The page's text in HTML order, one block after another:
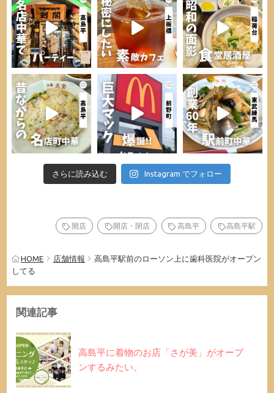
さらに読み込む Instagram でフォロー
開店 開店・閉店 高島平 高島平駅
HOME 店舗情報
高島平駅前のローソン上に歯科医院がオープン
してる
関連記事
高島平に着物のお店「さが美」がオープ
ンするみたい。